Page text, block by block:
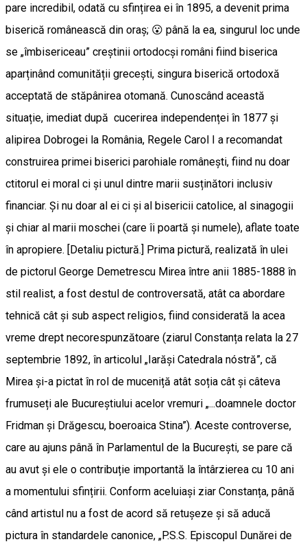
pare incredibil, odată cu sfințirea ei în 1895, a devenit prima
biserică românească din oraș; 😮 până la ea, singurul loc unde
se „îmbisericeau” creștinii ortodocși români fiind biserica
aparținând comunității grecești, singura biserică ortodoxă
acceptată de stăpânirea otomană. Cunoscând această
situație, imediat după cucerirea independenței în 1877 și
alipirea Dobrogei la România, Regele Carol I a recomandat
construirea primei biserici parohiale românești, fiind nu doar
ctitorul ei moral ci și unul dintre marii susținători inclusiv
financiar. Și nu doar al ei ci și al bisericii catolice, al sinagogii
și chiar al marii moschei (care îi poartă și numele), aflate toate
în apropiere. [Detaliu pictură.] Prima pictură, realizată în ulei
de pictorul George Demetrescu Mirea între anii 1885-1888 în
stil realist, a fost destul de controversată, atât ca abordare
tehnică cât și sub aspect religios, fiind considerată la acea
vreme drept necorespunzătoare (ziarul Constanța relata la 27
septembrie 1892, în articolul „Iarăși Catedrala nóstră”, că
Mirea și-a pictat în rol de muceniță atât soția cât și câteva
frumuseți ale Bucureștiului acelor vremuri „...doamnele doctor
Fridman și Drăgescu, boeroaica Stina”). Aceste controverse,
care au ajuns până în Parlamentul de la București, se pare că
au avut și ele o contribuție importantă la întârzierea cu 10 ani
a momentului sfințirii. Conform aceluiași ziar Constanța, până
când artistul nu a fost de acord să retușeze și să aducă
pictura în standardele canonice, „P.S.S. Episcopul Dunărei de